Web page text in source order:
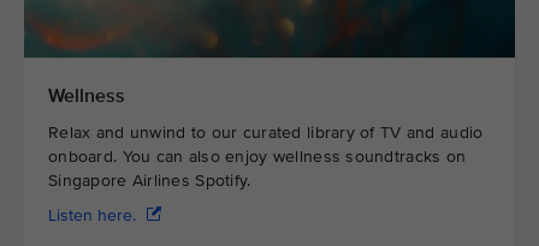
Wellness
Relax and unwind to our curated library of TV and audio
onboard. You can also enjoy wellness soundtracks on
Singapore Airlines Spotify.
Listen here.